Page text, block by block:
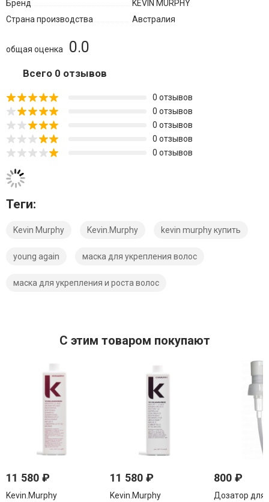
Бренд
KEVIN MURPHY
Страна производства
Австралия
0.0
общая оценка
Всего 0 отзывов
0 отзывов
0 отзывов
0 отзывов
0 отзывов
0 отзывов
Теги:
Kevin Murphy Kevin.Murphy kevin murphy купить
young again маска для укрепления волос
маска для укрепления и роста волос
C этим товаром покупают
11 580 ₽
Kevin.Murphy
11 580 ₽
Kevin.Murphy
800 ₽
Дозатор для